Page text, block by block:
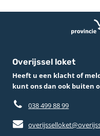
Overijssel loket
Heeft u een klacht of
kunt ons dan ook buiten
038 499 88 99